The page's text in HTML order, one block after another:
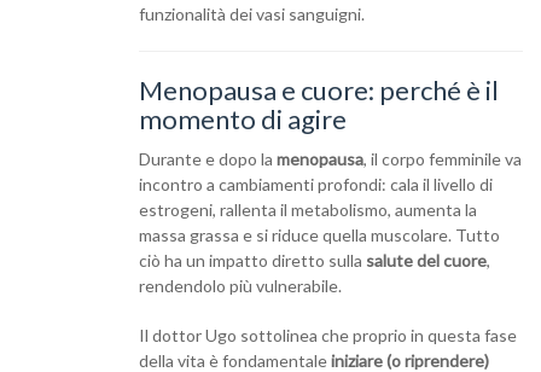
funzionalità dei vasi sanguigni.
Menopausa e cuore: perché è il
momento di agire
Durante e dopo la menopausa, il corpo femminile va
incontro a cambiamenti profondi: cala il livello di
estrogeni, rallenta il metabolismo, aumenta la
massa grassa e si riduce quella muscolare. Tutto
ciò ha un impatto diretto sulla salute del cuore,
rendendolo più vulnerabile.
Il dottor Ugo sottolinea che proprio in questa fase
della vita è fondamentaleiniziare (o riprendere)